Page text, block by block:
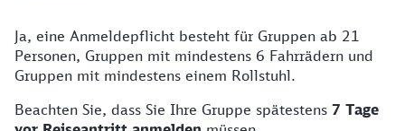
Ja, eine Anmeldepflicht besteht für Gruppen ab 21
Personen, Gruppen mit mindestens 6 Fahrrädern und
Gruppen mit mindestens einem Rollstuhl.
Beachten Sie, dass Sie Ihre Gruppe spätestens 7 Tage